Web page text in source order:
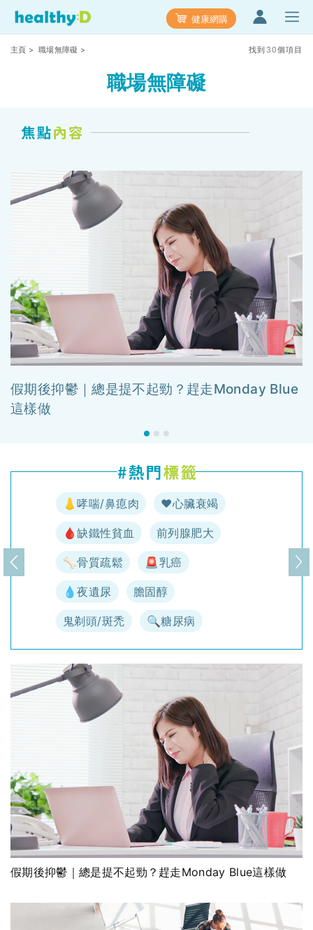
健康網購
主頁 > 職場無障礙 > 找到30個項目
職場無障礙
假期後抑鬱｜總是提不起勁？趕走Monday Blue
這樣做
👃哮喘/鼻瘜肉 ♥️心臟衰竭
🩸缺鐵性貧血 前列腺肥大
🦴骨質疏鬆 🚨乳癌
💧夜遺尿 膽固醇
鬼剃頭/斑禿 🔍糖尿病
上一頁 下
假期後抑鬱｜總是提不起勁？趕走Monday Blue這樣做